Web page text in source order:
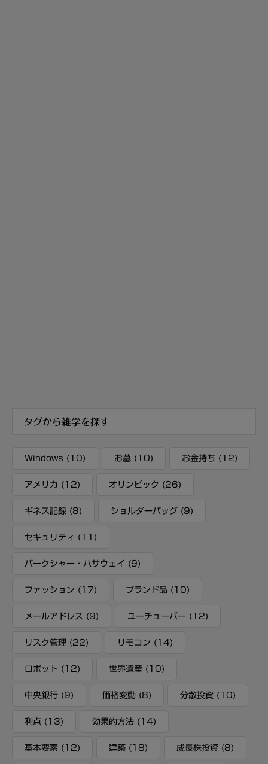
タグから雑学を探す
Windows (10) お墓 (10) お金持ち (12)
アメリカ (12) オリンピック (26)
ギネス記録 (8) ショルダーバッグ (9)
セキュリティ (11)
バークシャー・ハサウェイ (9)
ファッション (17) ブランド品 (10)
メールアドレス (9) ユーチューバー (12)
リスク管理 (22) リモコン (14)
ロボット (12) 世界遺産 (10)
中央銀行 (9) 価格変動 (8) 分散投資 (10)
利点 (13) 効果的方法 (14)
基本要素 (12) 建築 (18) 成長株投資 (8)